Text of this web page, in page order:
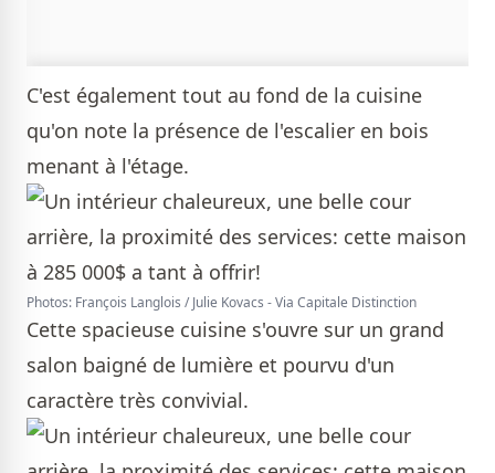
C'est également tout au fond de la cuisine
qu'on note la présence de l'escalier en bois
menant à l'étage.
Photos: François Langlois / Julie Kovacs - Via Capitale Distinction
Cette spacieuse cuisine s'ouvre sur un grand
salon baigné de lumière et pourvu d'un
caractère très convivial.